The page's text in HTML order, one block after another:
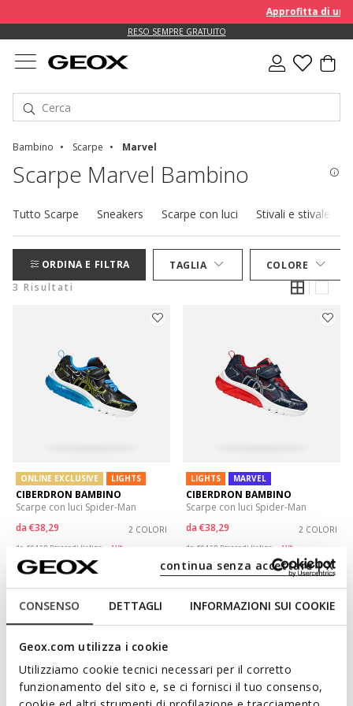
CONSENSO DETTAGLI INFORMAZIONI SUI COOKIE
Geox.com utilizza i cookie
Utilizziamo cookie tecnici necessari per il corretto
funzionamento del sito e, se ci fornisci il tuo consenso,
continua senza accettare | X
Approfitta di un
RESO SEMPRE GRATUITO
Bambino Scarpe Marvel
Scarpe Marvel Bambino
Tutto Scarpe Sneakers Scarpe con luci Stivali e stivaletti
ORDINA E FILTRA TAGLIA
COLORE
3 Risultati
ONLINE EXCLUSIVE LIGHTS
CIBERDRON BAMBINO
Scarpe con luci Spider-Man
da €38,29 2 COLORI
da €64,90 Prezzo di listino
-41%
da€38,94Prezzo precedente
LIGHTS MARVEL
CIBERDRON BAMBINO
Scarpe con luci Spider-Man
da€38,29 2 COLORI
da €64,90 Prezzo di listino
-41%
da€38,94 Prezzo precedente -2%